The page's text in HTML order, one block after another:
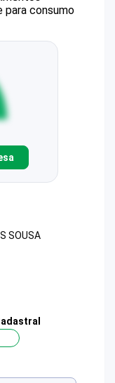
para consumo
SOUSA